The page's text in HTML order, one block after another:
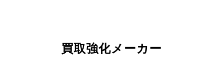
買取強化メーカー